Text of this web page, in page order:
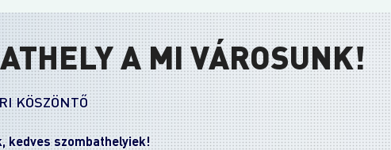
A MI VÁROSUNK!
KÖSZÖNTŐ
kedves szombathelyiek!